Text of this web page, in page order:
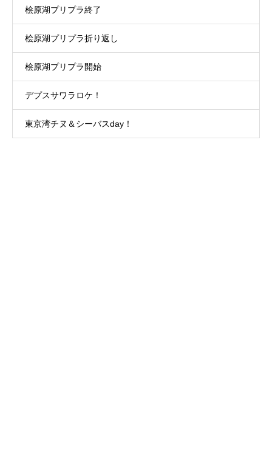
桧原湖プリプラ終了
桧原湖プリプラ折り返し
桧原湖プリプラ開始
デプスサワラロケ！
東京湾チヌ＆シーバスday！